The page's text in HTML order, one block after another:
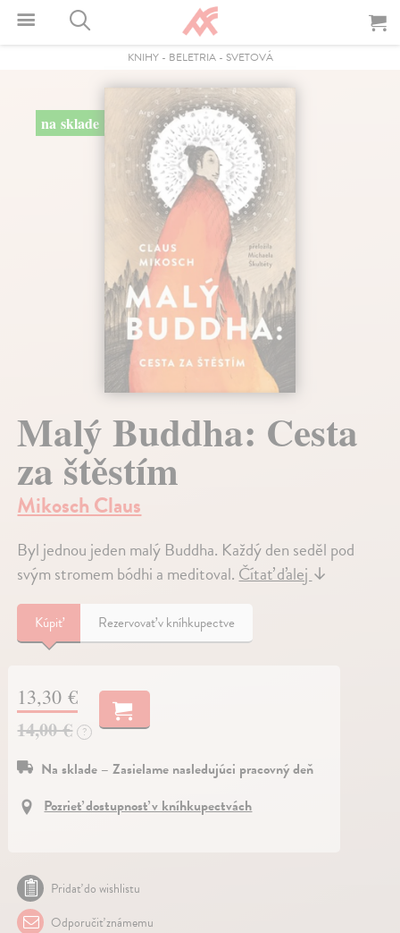
KNIHY- BELETRIA- SVETOVÁ
na sklade
Malý Buddha: Cesta
za štěstím
Mikosch Claus
Byl jednou jeden malý Buddha. Každý den seděl pod
svým stromem bódhi a meditoval. Čítať ďalej ↓
Kúpiť Rezervovať v kníhkupectve
13,30 €
14,00 €
?
Na sklade – Zasielame nasledujúci pracovný deň
Pozrieť dostupnosť v kníhkupectvách
Pridať do wishlistu
Odporučiť známemu